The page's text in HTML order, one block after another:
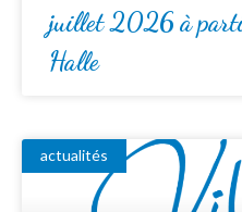
juillet 2026 à
Halle
actualités